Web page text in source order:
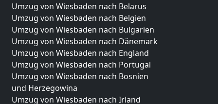
Umzug von Wiesbaden nach Belarus
Umzug von Wiesbaden nach Belgien
Umzug von Wiesbaden nach Bulgarien
Umzug von Wiesbaden nach Dänemark
Umzug von Wiesbaden nach England
Umzug von Wiesbaden nach Portugal
Umzug von Wiesbaden nach Bosnien
und Herzegowina
Umzug von Wiesbaden nach Irland